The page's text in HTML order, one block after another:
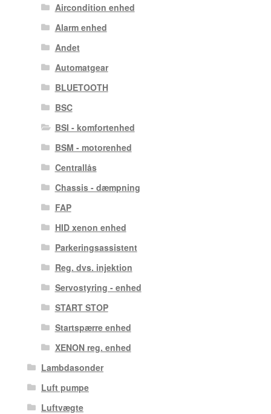
Aircondition enhed
Alarm enhed
Andet
Automatgear
BLUETOOTH
BSC
BSI - komfortenhed
BSM - motorenhed
Centrallås
Chassis - dæmpning
FAP
HID xenon enhed
Parkeringsassistent
Reg. dvs. injektion
Servostyring - enhed
START STOP
Startspærre enhed
XENON reg. enhed
Lambdasonder
Luft pumpe
Luftvægte